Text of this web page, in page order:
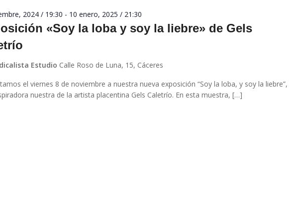
«Soy la loba y soy la liebre» de Gels
2024 / 19:30 - 10 enero, 2025 / 21:30
Estudio Calle Roso de Luna, 15, Cáceres
el viernes 8 de noviembre a nuestra nueva exposición “Soy la loba, y soy la liebre”,
nuestra de la artista placentina Gels Caletrío. En esta muestra, […]